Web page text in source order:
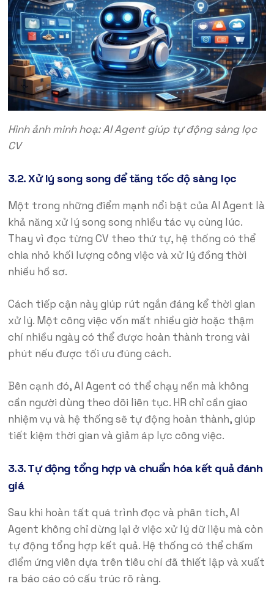
Hình ảnh minh hoạ: AI Agent giúp tự động sàng lọc
CV
3.2. Xử lý song song để tăng tốc độ sàng lọc
Một trong những điểm mạnh nổi bật của AI Agent là
khả năng xử lý song song nhiều tác vụ cùng lúc.
Thay vì đọc từng CV theo thứ tự, hệ thống có thể
chia nhỏ khối lượng công việc và xử lý đồng thời
nhiều hồ sơ.
Cách tiếp cận này giúp rút ngắn đáng kể thời gian
xử lý. Một công việc vốn mất nhiều giờ hoặc thậm
chí nhiều ngày có thể được hoàn thành trong vài
phút nếu được tối ưu đúng cách.
Bên cạnh đó, AI Agent có thể chạy nền mà không
cần người dùng theo dõi liên tục. HR chỉ cần giao
nhiệm vụ và hệ thống sẽ tự động hoàn thành, giúp
tiết kiệm thời gian và giảm áp lực công việc.
3.3. Tự động tổng hợp và chuẩn hóa kết quả đánh
giá
Sau khi hoàn tất quá trình đọc và phân tích, AI
Agent không chỉ dừng lại ở việc xử lý dữ liệu mà còn
tự động tổng hợp kết quả. Hệ thống có thể chấm
điểm ứng viên dựa trên tiêu chí đã thiết lập và xuất
ra báo cáo có cấu trúc rõ ràng.